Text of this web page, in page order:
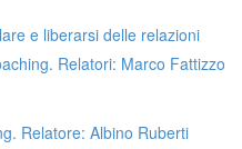
e liberarsi delle relazioni
Relatori: Marco Fattizzo
Relatore: Albino Ruberti